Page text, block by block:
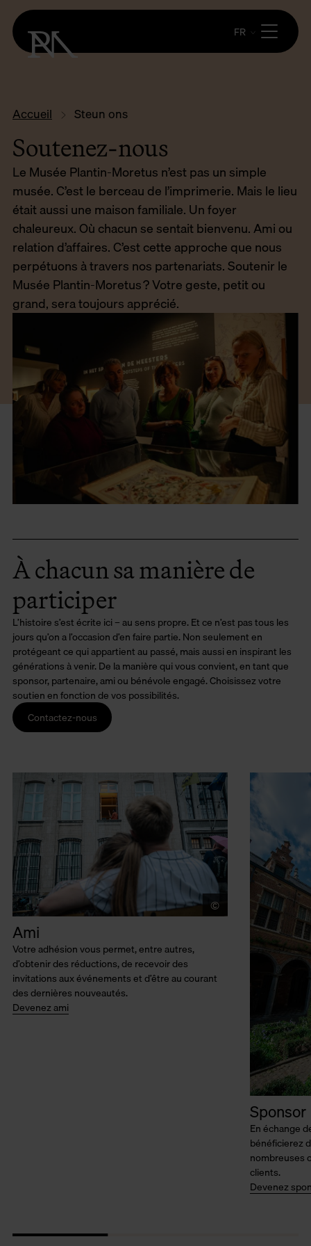
FR
Accueil Steun ons
Soutenez-nous
Le Musée Plantin-Moretus n’est pas un simple
musée. C’est le berceau de l’imprimerie. Mais le lieu
était aussi une maison familiale. Un foyer
chaleureux. Où chacun se sentait bienvenu. Ami ou
relation d’affaires. C’est cette approche que nous
perpétuons à travers nos partenariats. Soutenir le
Musée Plantin-Moretus ? Votre geste, petit ou
grand, sera toujours apprécié.
À chacun sa manière de
participer
L’histoire s’est écrite ici – au sens propre. Et ce n’est pas tous les
jours qu’on a l’occasion d’en faire partie. Non seulement en
protégeant ce qui appartient au passé, mais aussi en inspirant les
générations à venir. De la manière qui vous convient, en tant que
sponsor, partenaire, ami ou bénévole engagé. Choisissez votre
soutien en fonction de vos possibilités.
Contactez-nous
© Tom Cornille
Ami
Votre adhésion vous permet, entre autres,
d’obtenir des réductions, de recevoir des
invitations aux événements et d’être au courant
des dernières nouveautés.
Devenez ami
Sponsor
En échange
bénéficierez
nombreuses
clients.
Devenez